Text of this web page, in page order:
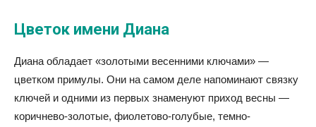
Цветок имени Диана
Диана обладает «золотыми весенними ключами» —
цветком примулы. Они на самом деле напоминают связку
ключей и одними из первых знаменуют приход весны —
коричнево-золотые, фиолетово-голубые, темно-